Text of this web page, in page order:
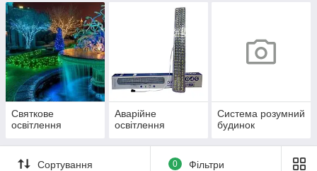
Святкове
освітлення
Аварійне
освітлення
Система розумний
будинок
Сортування 0 Фільтри